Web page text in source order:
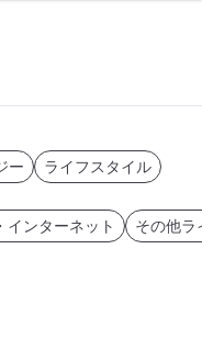
ー ライフスタイル
インターネット その他ラ